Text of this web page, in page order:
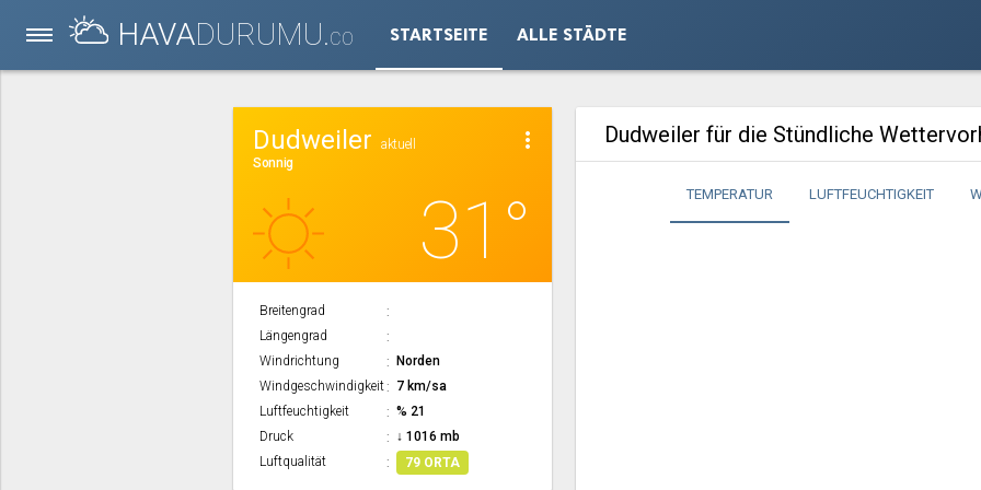
HAVADURUMU.CO STARTSEITE ALLE STÄDTE
more_vert
Dudweiler
aktuell
Sonnig
31°
Breitengrad
Längengrad
Windrichtung
Norden
Windgeschwindigkeit
7 km/sa
Luftfeuchtigkeit
% 21
Druck
↓ 1016 mb
Luftqualität
79 ORTA
Dudweiler für die Stündliche
TEMPERATUR LUFTFEUCHTIGKEIT